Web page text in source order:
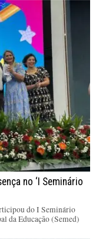
no ‘I Seminário
do I Seminário
da Educação (Semed)